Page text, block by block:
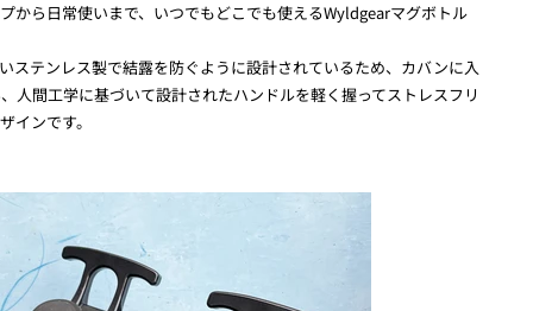
から日常使いまで、いつでもどこでも使えるWyldgearマグボトル
ステンレス製で結露を防ぐように設計されているため、カバンに入
人間工学に基づいて設計されたハンドルを軽く握ってストレスフリ
インです。